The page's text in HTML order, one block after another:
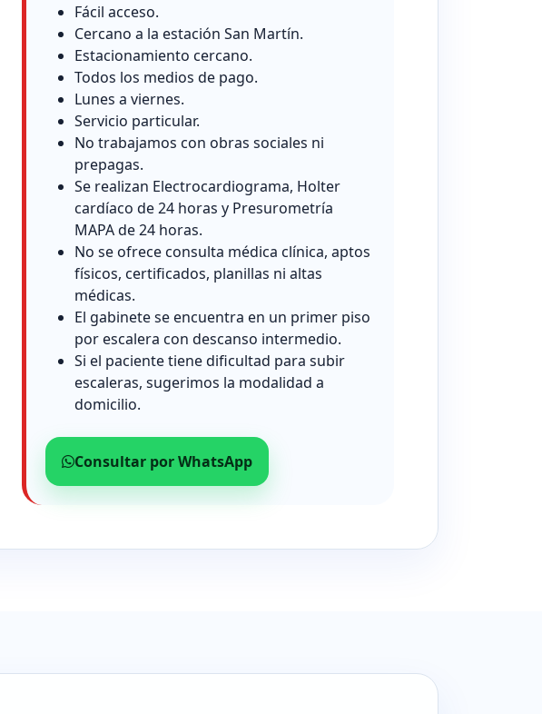
Fácil acceso.
Cercano a la estación San Martín.
Estacionamiento cercano.
Todos los medios de pago.
Lunes a viernes.
Servicio particular.
No trabajamos con obras sociales ni
prepagas.
Se realizan Electrocardiograma, Holter
cardíaco de 24 horas y Presurometría
MAPA de 24 horas.
No se ofrece consulta médica clínica, aptos
físicos, certificados, planillas ni altas
médicas.
El gabinete se encuentra en un primer piso
por escalera con descanso intermedio.
Si el paciente tiene dificultad para subir
escaleras, sugerimos la modalidad a
domicilio.
Consultar por WhatsApp